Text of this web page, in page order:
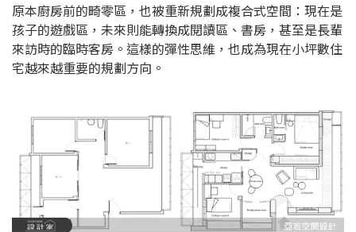
原本廚房前的畸零區，也被重新規劃成複合式空間：現在是
孩子的遊戲區，未來則能轉換成閱讀區、書房，甚至是長輩
來訪時的臨時客房。這樣的彈性思維，也成為現在小坪數住
宅越來越重要的規劃方向。